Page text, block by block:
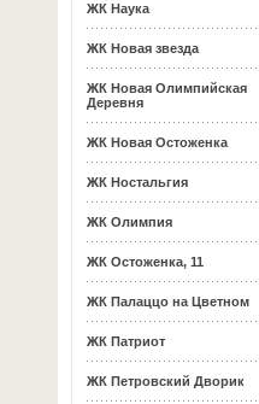
ЖК Наука
ЖК Новая звезда
ЖК Новая Олимпийская
Деревня
ЖК Новая Остоженка
ЖК Ностальгия
ЖК Олимпия
ЖК Остоженка, 11
ЖК Палаццо на Цветном
ЖК Патриот
ЖК Петровский Дворик